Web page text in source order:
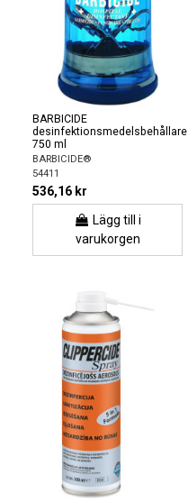
BARBICIDE
desinfektionsmedelsbehållare
750 ml
BARBICIDE®
54411
536,16 kr
Lägg till i
varukorgen